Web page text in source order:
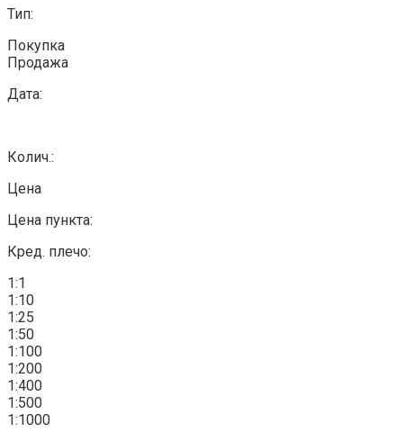
Тип:
Покупка
Продажа
Дата:
Колич.:
Цена
Цена пункта:
Кред. плечо:
1:1
1:10
1:25
1:50
1:100
1:200
1:400
1:500
1:1000